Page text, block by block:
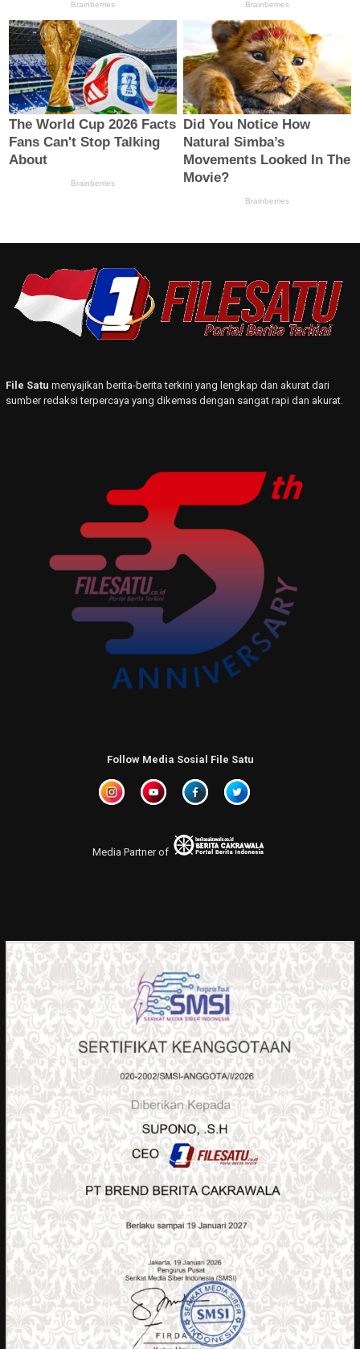
File Satu menyajikan berita-berita terkini yang lengkap dan akurat dari
sumber redaksi terpercaya yang dikemas dengan sangat rapi dan akurat.
Follow Media Sosial File Satu
Media Partner of